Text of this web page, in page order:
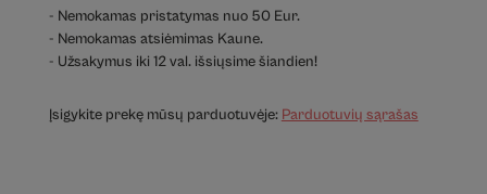
- Nemokamas pristatymas nuo 50 Eur.
- Nemokamas atsiėmimas Kaune.
- Užsakymus iki 12 val. išsiųsime šiandien!
Įsigykite prekę mūsų parduotuvėje: Parduotuvių sąrašas